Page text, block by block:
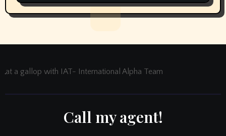
at a gallop with IAT- International Alpha Team
Call my agent!